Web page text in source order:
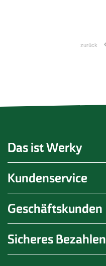
zurück
Das ist Werky
Kundenservice
Geschäftskunden
Sicheres Bezahlen